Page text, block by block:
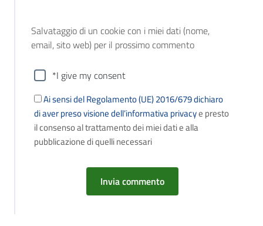
Salvataggio di un cookie con i miei dati (nome,
email, sito web) per il prossimo commento
*I give my consent
Ai sensi del Regolamento (UE) 2016/679 dichiaro
di aver preso visione dell’informativa privacye presto
il consenso al trattamento dei miei dati e alla
pubblicazione di quelli necessari